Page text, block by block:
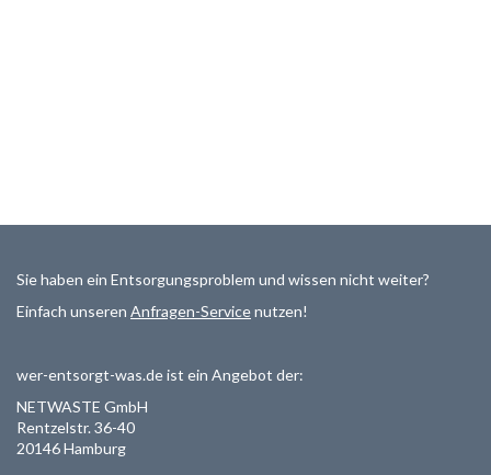
Sie haben ein Entsorgungsproblem und wissen nicht weiter?
Einfach unseren Anfragen-Servicenutzen!
wer-entsorgt-was.de ist ein Angebot der:
NETWASTE GmbH
Rentzelstr. 36-40
20146 Hamburg